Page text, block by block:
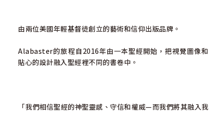
由兩位美國年輕基督徒創立的藝術和信仰出版品牌。
Alabaster的旅程自2016年由一本聖經開始，把視覺圖像和
貼心的設計融入聖經裡不同的書卷中。
「我們相信聖經的神聖靈感、守信和權威—而我們將其融入我